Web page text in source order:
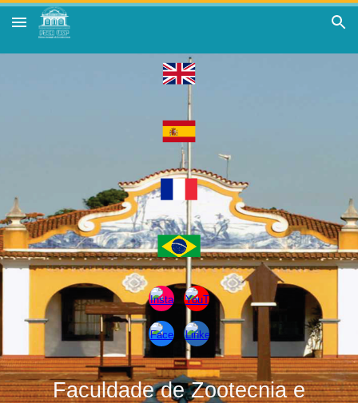
Skip to main content Skip to navigation
Faculdade de Zootecnia e